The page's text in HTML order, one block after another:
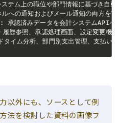
ム上の職位や部門情報に基づき自動
の通知およびメール通知の両方を実
認済みデータを会計システムAPIへ
参照、承認処理画面、設定変更機能
イム分析、部門別支出管理、支払い
以外にも、ソースとして例
法を検討した資料の画像フ